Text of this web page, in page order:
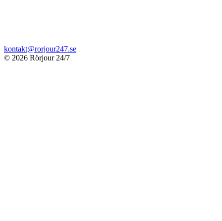
kontakt@rorjour247.se
© 2026 Rörjour 24/7